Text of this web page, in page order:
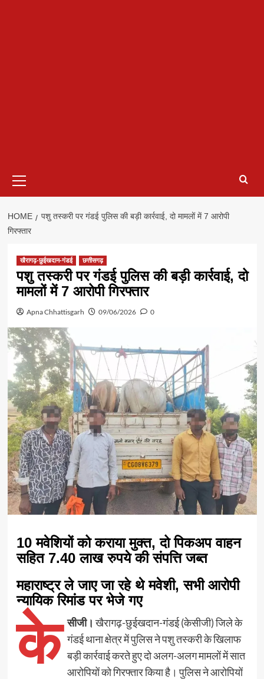
Menu
HOME
पशु तस्करी पर गंडई पुलिस की बड़ी कार्रवाई, दो मामलों में 7 आरोपी
गिरफ्तार
खैरागढ़-छुईखदान-गंडई छत्तीसगढ़
पशु तस्करी पर गंडई पुलिस की बड़ी कार्रवाई, दो
मामलों में 7 आरोपी गिरफ्तार
Apna Chhattisgarh 09/06/2026 0
10 मवेशियों को कराया मुक्त, दो पिकअप वाहन
सहित 7.40 लाख रुपये की संपत्ति जब्त
महाराष्ट्र ले जाए जा रहे थे मवेशी, सभी आरोपी
न्यायिक रिमांड पर भेजे गए
के सीजी। खैरागढ़-छुईखदान-गंडई (केसीजी) जिले के
गंडई थाना क्षेत्र में पुलिस ने पशु तस्करी के खिलाफ
बड़ी कार्रवाई करते हुए दो अलग-अलग मामलों में सात
आरोपियों को गिरफ्तार किया है। पुलिस ने आरोपियों